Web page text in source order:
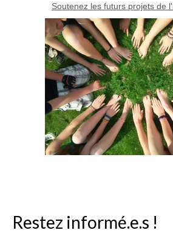
Soutenez les futurs projets de
Restez informé.e.s !